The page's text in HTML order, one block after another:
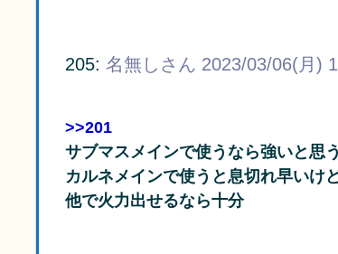
205: 名無しさん 2023/03/06(月)
>>201
サブマスメインで使うなら強いと思
カルネメインで使うと息切れ早いけ
他で火力出せるなら十分